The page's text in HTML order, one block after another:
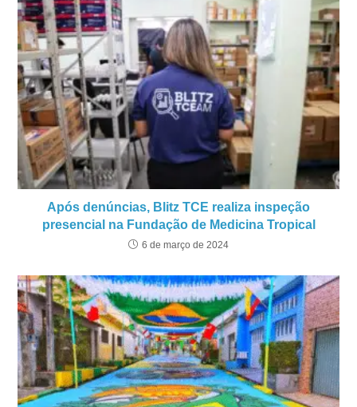
Após denúncias, Blitz TCE realiza inspeção
presencial na Fundação de Medicina Tropical
6 de março de 2024